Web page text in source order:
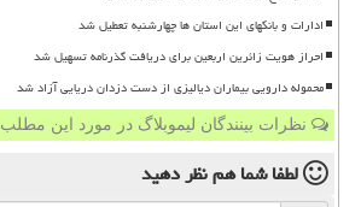
ادارات و بانکهای این استان ها چهارشنبه تعطیل شد
احراز هویت زائرین اربعین برای دریافت گذرنامه تسهیل شد
محموله دارویی بیماران دیالیزی از دست دزدان دریایی آزاد شد
نظرات بینندگان لیموبلاگ در مورد این مطلب
لطفا شما همنظر دهید